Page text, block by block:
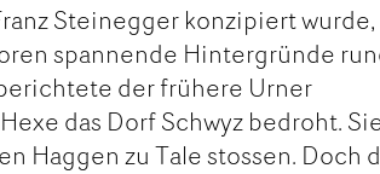
Steinegger konzipiert wurde,
spannende Hintergründe
der frühere Urner
das Dorf Schwyz bedroht.
Haggen zu Tale stossen. Doch